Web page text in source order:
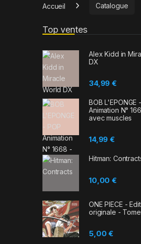
Accueil Catalogue
Top ventes
Alex Kidd in
DX
34,99€
BOB L'EPONGE
Animation N°
avec muscles
14,99€
Hitman:
10,00€
ONE PIECE -
originale -
5,00€